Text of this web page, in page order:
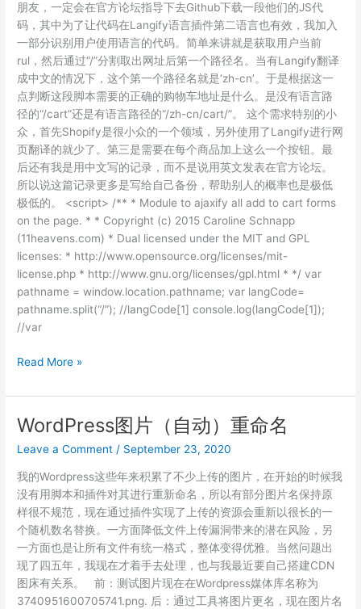
朋友，一定会在官方论坛指导下去Github下载一段他们的JS代
码，其中为了让代码在Langify语言插件第二语言也有效，我加入
一部分识别用户使用语言的代码。简单来讲就是获取用户当前
rul，然后通过“/”分割取出网址后第一个路径名。当有Langify翻译
成中文的情况下，这个第一个路径名就是‘zh-cn’。于是根据这一
点判断这段脚本需要的正确的购物车地址是什么。是没有语言路
径的“/cart”还是有语言路径的“/zh-cn/cart/”。 这个需求特别的小
众，首先Shopify是很小众的一个领域，另外使用了Langify进行网
页翻译的就少了。第三是需要在每个商品加上这么一个按钮。最
后还有我是用中文写的记录，而不是说用英文发表在官方论坛。
所以说这篇记录更多是写给自己备份，帮助别人的概率也是极低
极低的。 <script> /** * Module to ajaxify all add to cart forms
on the page. * * Copyright (c) 2015 Caroline Schnapp
(11heavens.com) * Dual licensed under the MIT and GPL
licenses: * http://www.opensource.org/licenses/mit-
license.php * http://www.gnu.org/licenses/gpl.html * */ var
pathname = window.location.pathname; var langCode=
pathname.split(“/”); //langCode[1] console.log(langCode[1]);
//var
Shopify
合
给
每
增
加“添
加
到
物
车”按
Read More »
WordPress图片（自动）重命名
Leave a Comment / September 23, 2020
我的Wordpress这些年来积累了不少上传的图片，在开始的时候我
没有用脚本和插件对其进行重新命名，所以有部分图片名保持原
样很不规范，现在通过插件实现了上传的资源会重新以很长的一
个随机数名替换。一方面降低文件上传漏洞带来的潜在风险，另
一方面也是让所有文件有统一格式，整体变得优雅。当然问题出
现了四五年，我现在才着手去处理，也与我最近要自己搭建CDN
图床有关系。 前：测试图片现在在Wordpress媒体库名称为
3740951600705741.png. 后：通过工具将图片更名，现在图片名